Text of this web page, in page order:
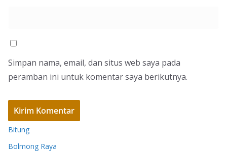
Simpan nama, email, dan situs web saya pada
peramban ini untuk komentar saya berikutnya.
Bitung
Bolmong Raya